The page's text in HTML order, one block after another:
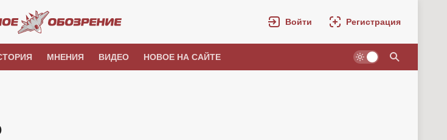
Войти Регистрация
МНЕНИЯ ВИДЕО НОВОЕ НА САЙТЕ